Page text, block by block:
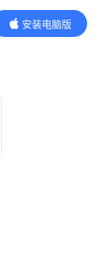
安装电脑版
内容更精彩